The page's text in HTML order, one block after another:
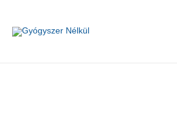
content